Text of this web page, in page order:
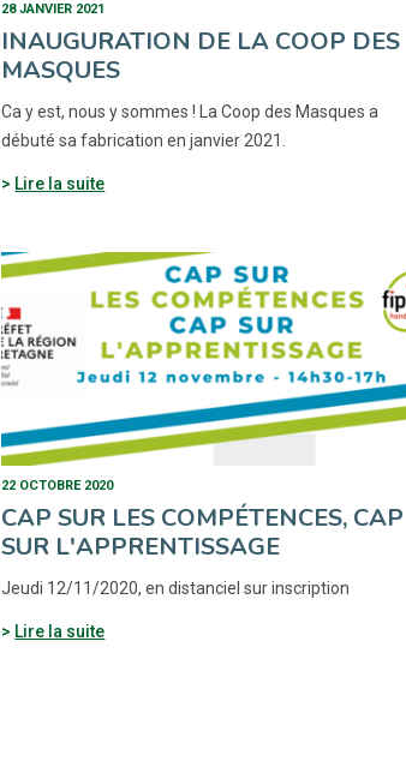
28 JANVIER 2021
INAUGURATION DE LA COOP DES
MASQUES
Ca y est, nous y sommes ! La Coop des Masques a
débuté sa fabrication en janvier 2021.
Lire la suite
22 OCTOBRE 2020
CAP SUR LES COMPÉTENCES, CAP
SUR L'APPRENTISSAGE
Jeudi 12/11/2020, en distanciel sur inscription
Lire la suite